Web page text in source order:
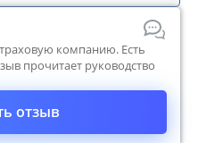
компанию. Есть
прочитает руководство
отзыв